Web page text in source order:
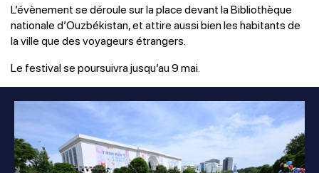
L’évènement se déroule sur la place devant la Bibliothèque
nationale d’Ouzbékistan, et attire aussi bien les habitants de
la ville que des voyageurs étrangers.
Le festival se poursuivra jusqu’au 9 mai.